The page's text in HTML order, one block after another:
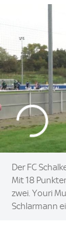
Der FC
Mit 18
zwei. Youri
Schlarmann